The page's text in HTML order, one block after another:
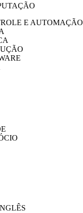
E AUTOMAÇÃO